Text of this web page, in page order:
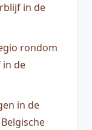
in de
rondom
in de
in de